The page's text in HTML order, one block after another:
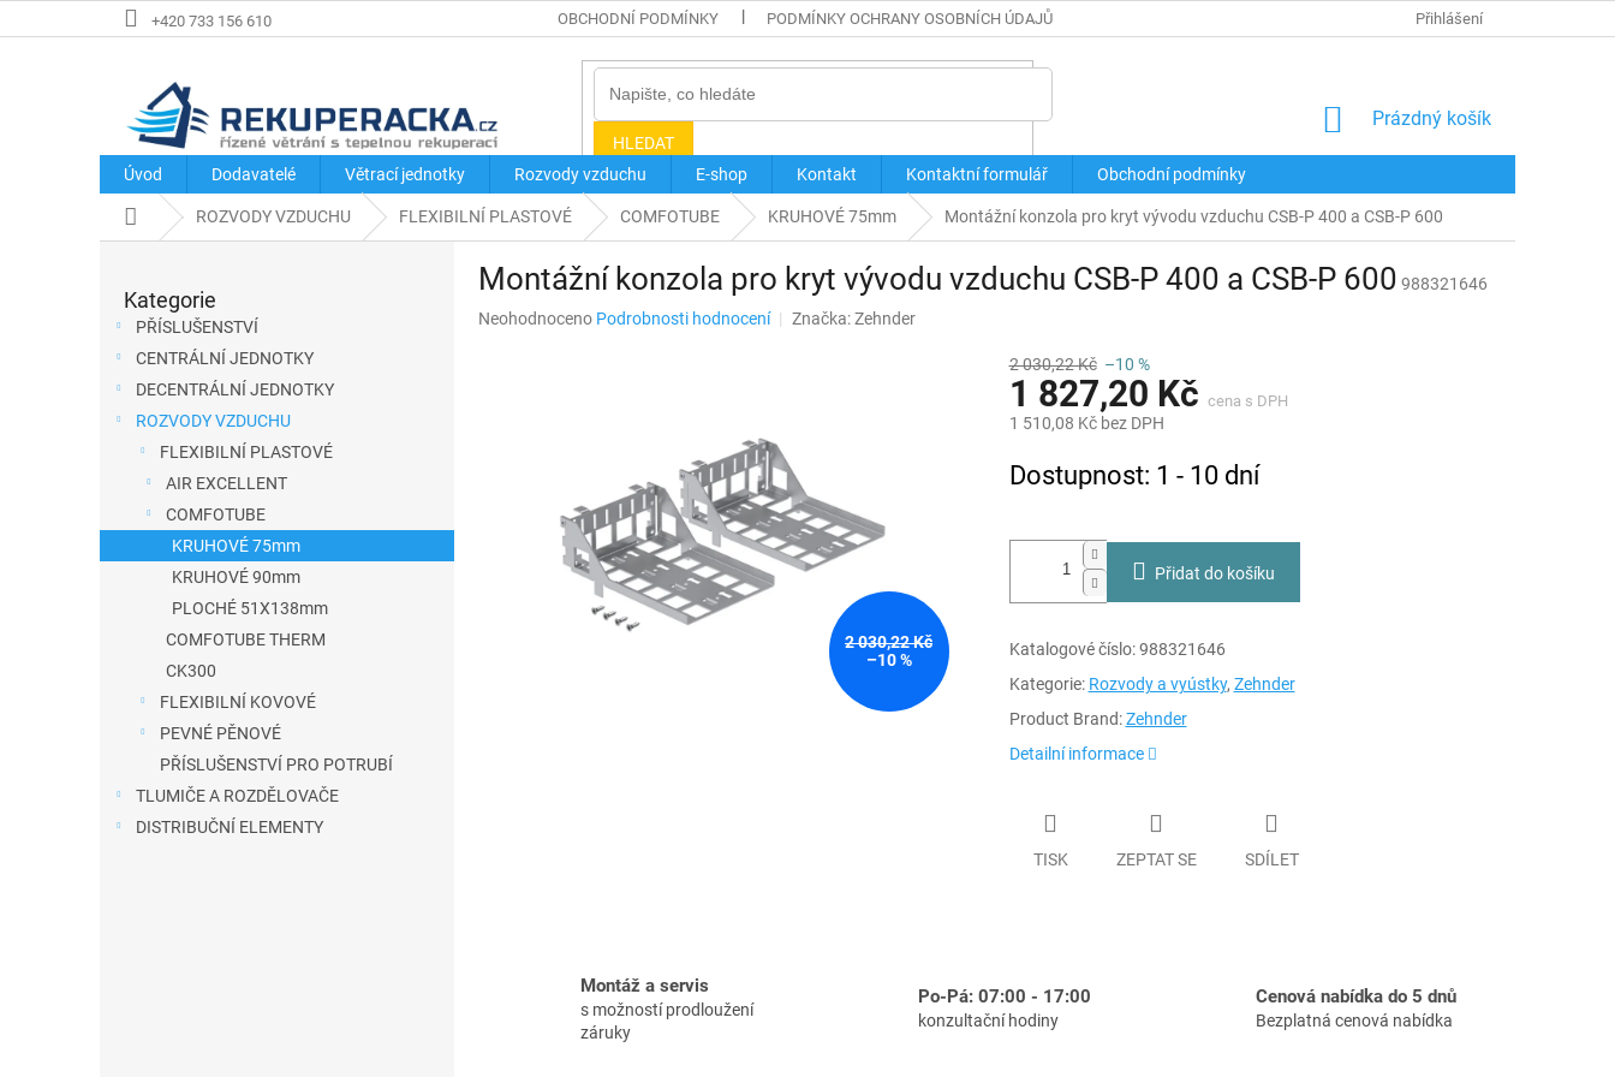
na
+420 733 156 610 OBCHODNÍ PODMÍNKY PODMÍNKY OCHRANY OSOBNÍCH ÚDAJŮ Přihlášení
HLEDAT
NÁKUPNÍ
Prázdný košík
Úvod Dodavatelé Větrací jednotky Rozvody vzduchu E-shop Kontakt Kontaktní formulář Obchodní podmínky
Domů ROZVODY VZDUCHU FLEXIBILNÍ PLASTOVÉ COMFOTUBE KRUHOVÉ 75mm Montážní konzola pro kryt vývodu vzduchu CSB-P 400 a CSB-P 600
p
a
Přeskočit
kategorie
Kategorie
PŘÍSLUŠENSTVÍ
CENTRÁLNÍ JEDNOTKY
DECENTRÁLNÍ JEDNOTKY
ROZVODY VZDUCHU
FLEXIBILNÍ PLASTOVÉ
AIR EXCELLENT
COMFOTUBE
KRUHOVÉ 75mm
KRUHOVÉ 90mm
PLOCHÉ 51X138mm
COMFOTUBE THERM
CK300
FLEXIBILNÍ KOVOVÉ
PEVNÉ PĚNOVÉ
PŘÍSLUŠENSTVÍ PRO POTRUBÍ
TLUMIČE A ROZDĚLOVAČE
DISTRIBUČNÍ ELEMENTY
Montážní konzola pro kryt vývodu vzduchu CSB-P 400 a CSB-P 600 988321646
Průměrné
Neohodnoceno Podrobnosti hodnocení Značka:Zehnder
2 030,22 Kč
–10 %
2 030,22 Kč –10 %
1 827,20 Kč
1 510,08 Kč bez DPH
cena:
Dostupnost: 1 - 10 dní
Přidat do košíku
Katalogové číslo: 988321646
Kategorie: Rozvody a vyústky, Zehnder
Product Brand: Zehnder
Detailní informace
TISK ZEPTAT SE SDÍLET
Montáž a servis
s možností prodloužení
záruky
Po-Pá: 07:00 - 17:00
konzultační hodiny
Cenová nabídka do 5 dnů
Bezplatná cenová nabídka